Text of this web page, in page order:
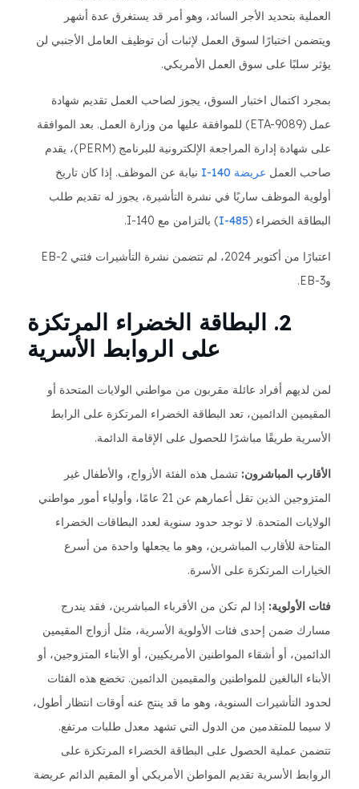
العملية بتحديد الأجر السائد، وهو أمر قد يستغرق عدة أشهر
ويتضمن اختبارًا لسوق العمل لإثبات أن توظيف العامل الأجنبي لن
يؤثر سلبًا على سوق العمل الأمريكي.
بمجرد اكتمال اختبار السوق، يجوز لصاحب العمل تقديم شهادة
عمل (ETA-9089) للموافقة عليها من وزارة العمل. بعد الموافقة
على شهادة إدارة المراجعة الإلكترونية للبرنامج (PERM)، يقدم
صاحب العمل عريضة I-140
نيابة عن الموظف. إذا كان تاريخ
أولوية الموظف ساريًا في نشرة التأشيرة، يجوز له تقديم طلب
البطاقة الخضراء (I-485) بالتزامن مع I-140.
اعتبارًا من أكتوبر 2024، لم تتضمن نشرة التأشيرات فئتي EB-2
وEB-3.
2. البطاقة الخضراء المرتكزة
على الروابط الأسرية
لمن لديهم أفراد عائلة مقربون من مواطني الولايات المتحدة أو
المقيمين الدائمين، تعد البطاقة الخضراء المرتكزة على الرابط
الأسرية طريقًا مباشرًا للحصول على الإقامة الدائمة.
الأقارب المباشرون: تشمل هذه الفئة الأزواج، والأطفال غير
المتزوجين الذين تقل أعمارهم عن 21 عامًا، وأولياء أمور مواطني
الولايات المتحدة. لا توجد حدود سنوية لعدد البطاقات الخضراء
المتاحة للأقارب المباشرين، وهو ما يجعلها واحدة من أسرع
الخيارات المرتكزة على الأسرة.
فئات الأولوية: إذا لم تكن من الأقرباء المباشرين، فقد يندرج
مسارك ضمن إحدى فئات الأولوية الأسرية، مثل أزواج المقيمين
الدائمين، أو أشقاء المواطنين الأمريكيين، أو الأبناء المتزوجين، أو
الأبناء البالغين للمواطنين والمقيمين الدائمين. تخضع هذه الفئات
لحدود التأشيرات السنوية، وهو ما قد ينتج عنه أوقات انتظار أطول،
لا سيما للمتقدمين من الدول التي تشهد معدل طلبات مرتفع.
تتضمن عملية الحصول على البطاقة الخضراء المرتكزة على
الروابط الأسرية تقديم المواطن الأمريكي أو المقيم الدائم عريضة